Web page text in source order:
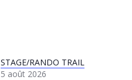
STAGE/RANDO TRAIL
5 août 2026